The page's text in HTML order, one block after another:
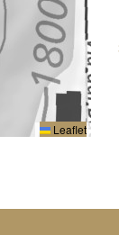
Leaflet